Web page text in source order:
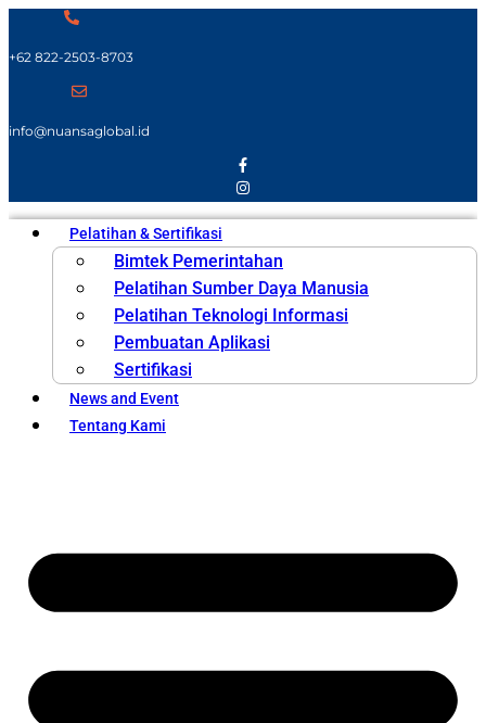
+62 822-2503-8703
info@nuansaglobal.id
Pelatihan & Sertifikasi
Bimtek Pemerintahan
Pelatihan Sumber Daya Manusia
Pelatihan Teknologi Informasi
Pembuatan Aplikasi
Sertifikasi
News and Event
Tentang Kami